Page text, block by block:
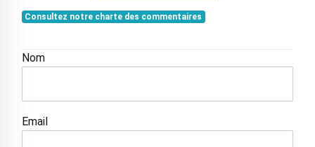
Consultez notre charte des commentaires
Nom
Email